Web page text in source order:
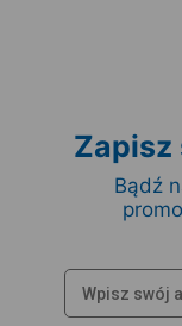
Zapisz
Bądź